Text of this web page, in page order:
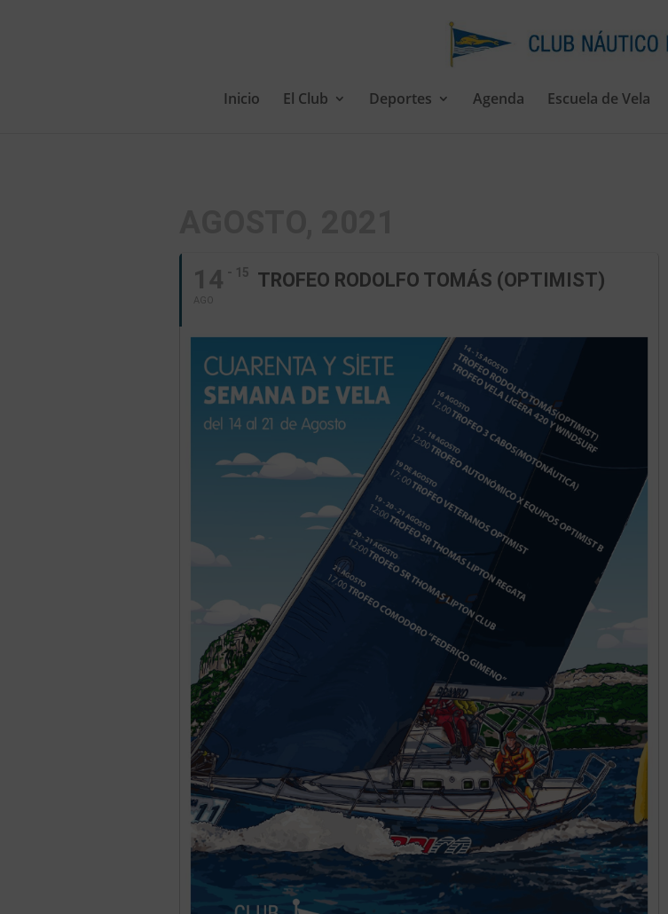
Inicio El Club Deportes Agenda Escuela de Vela
14
AGO
- 15 TROFEO RODOLFO TOMÁS (OPTIMIST)